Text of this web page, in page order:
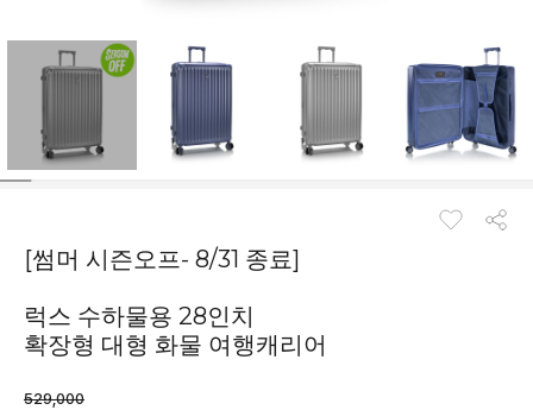
[썸머 시즌오프- 8/31 종료]
럭스 수하물용 28인치
확장형 대형 화물 여행캐리어
529,000